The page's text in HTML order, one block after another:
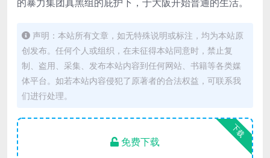
的暴力集团真黑组的庇护下，于大阪开始普通的生活。
声明：本站所有文章，如无特殊说明或标注，均为本站原
创发布。任何个人或组织，在未征得本站同意时，禁止复
制、盗用、采集、发布本站内容到任何网站、书籍等各类媒
体平台。如若本站内容侵犯了原著者的合法权益，可联系我
们进行处理。
下载
免费下载